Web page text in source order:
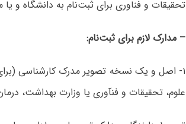
تحقیقات و فناوری ‌برای ثبت‌نام‌ به دانشگاه و
– مدارک‌ لازم‌ برای‌ ثبت‌نام:
۱- اصل‌ و یک نسخه تصویر مدرک‌ کارشناسی‌
علوم، تحقیقات‌ و فنآوری‌ یا وزارت‌ بهداشت‌،